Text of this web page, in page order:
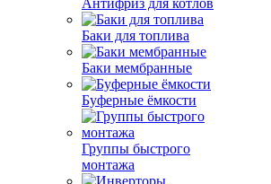
Антифриз для котлов
Баки для топлива
Баки мембранные
Буферные ёмкости
Группы быстрого
монтажа